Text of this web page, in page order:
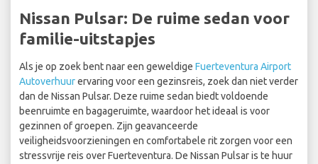
Nissan Pulsar: De ruime sedan voor
familie-uitstapjes
Als je op zoek bent naar een geweldige Fuerteventura Airport
Autoverhuurervaring voor een gezinsreis, zoek dan niet verder
dan de Nissan Pulsar. Deze ruime sedan biedt voldoende
beenruimte en bagageruimte, waardoor het ideaal is voor
gezinnen of groepen. Zijn geavanceerde
veiligheidsvoorzieningen en comfortabele rit zorgen voor een
stressvrije reis over Fuerteventura. De Nissan Pulsar is te huur